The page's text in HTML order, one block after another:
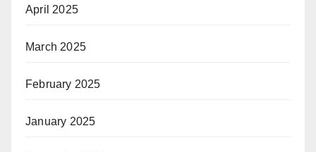
April 2025
March 2025
February 2025
January 2025